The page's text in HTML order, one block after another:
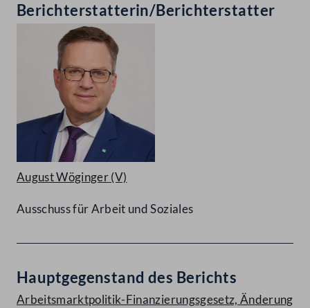
Berichterstatterin/Berichterstatter
August Wöginger(V)
Ausschuss für Arbeit und Soziales
Hauptgegenstand des Berichts
Arbeitsmarktpolitik-Finanzierungsgesetz, Änderung